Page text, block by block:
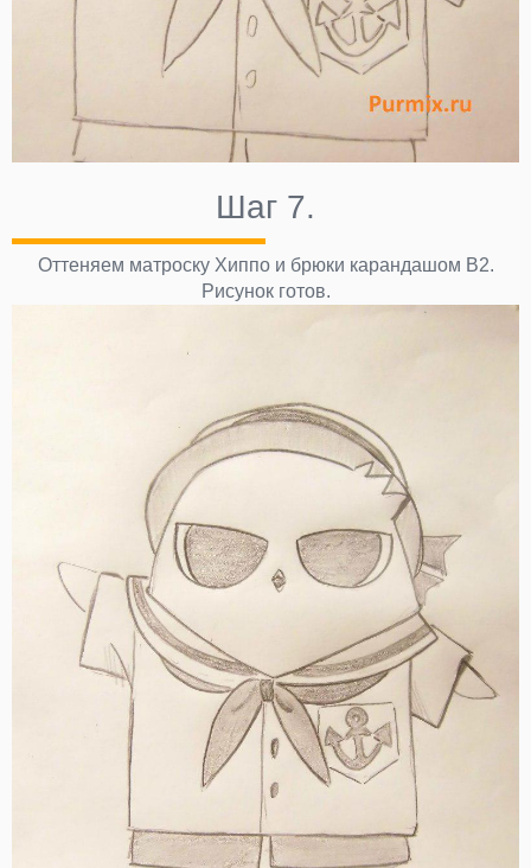
Шаг 7.
Оттеняем матроску Хиппо и брюки карандашом В2.
Рисунок готов.